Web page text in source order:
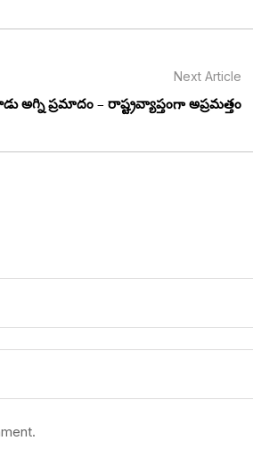
Next Article
అగ్ని ప్రమాదం – రాష్ట్రవ్యాప్తంగా అప్రమత్తం